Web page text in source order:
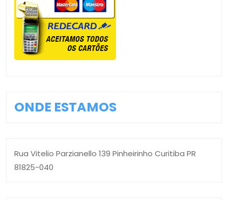
ONDE ESTAMOS
Rua Vitelio Parzianello 139 Pinheirinho Curitiba PR
81825-040